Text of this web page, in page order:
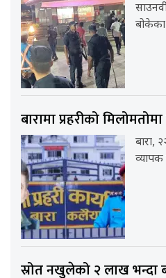
बारामा प्रहरीको
बारा,
व्यापक
स्रोत नखुलेको २ लाख भन्दा